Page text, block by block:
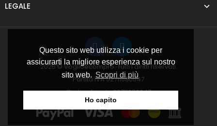
Questo sito web utilizza i cookie per
assicurarti la migliore esperienza sul nostro
sito web. Scopri di più
Ho capito
LEGALE
2025 © Voglioecompro. Tutti i diritti riservati.
Partita IVA 02711680047
Codice fiscale 02711680047